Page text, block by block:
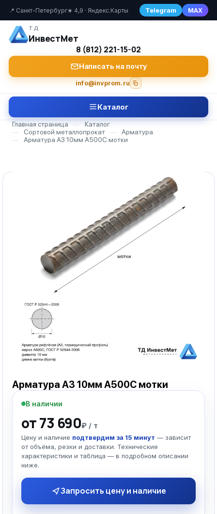
📍 Санкт-Петербург★ 4,9 · Яндекс.Карты Telegram MAX
ТД
ИнвестМет
8 (812) 221-15-02
Написать на почту
info@invprom.ru
Каталог
Главная страница —
Каталог
—
Сортовой металлопрокат —
Арматура
—
Арматура А3 10мм А500С мотки
Арматура А3 10мм А500С мотки
В наличии
от 73 690₽ / т
Цену и наличие подтвердим за 15 минут — зависит
от объёма, резки и доставки. Технические
характеристики и таблица — в подробном описании
ниже.
Запросить цену и наличие